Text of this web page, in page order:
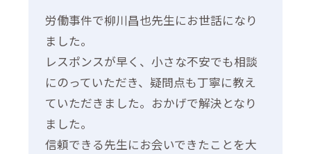
労働事件で柳川昌也先生にお世話になり
ました。
レスポンスが早く、小さな不安でも相談
にのっていただき、疑問点も丁寧に教え
ていただきました。おかげで解決となり
ました。
信頼できる先生にお会いできたことを大